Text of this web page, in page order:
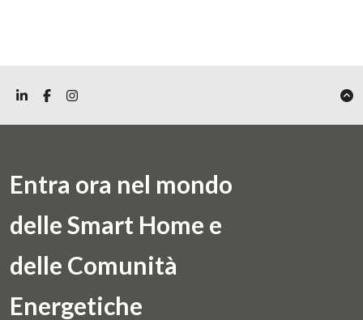
Entra ora nel mondo
delle Smart Home e
delle Comunità
Energetiche